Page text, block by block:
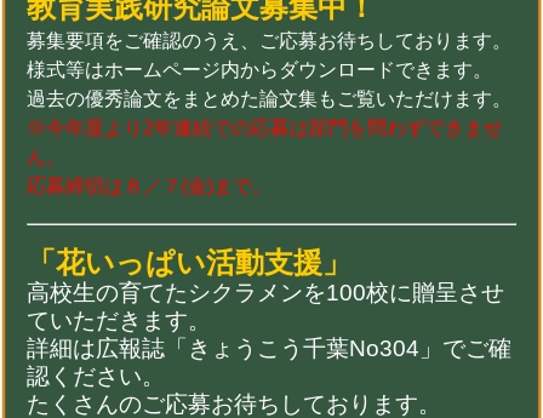
募集要項をご確認のうえ、ご応募お待ちしております。
様式等はホームページ内からダウンロードできます。
過去の優秀論文をまとめた論文集もご覧いただけます。
※今年度より2年連続での応募は部門を問わずできませ
ん。
応募締切は８／７(金)まで。
「花いっぱい活動支援」
高校生の育てたシクラメンを100校に贈呈させ
ていただきます。
詳細は広報誌「きょうこう千葉No304」でご確
認ください。
たくさんのご応募お待ちしております。